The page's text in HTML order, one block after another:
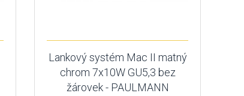
Lankový systém Mac II matný
chrom 7x10W GU5,3 bez
žárovek - PAULMANN